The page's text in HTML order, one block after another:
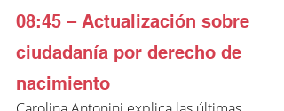
08:45 – Actualización sobre
ciudadanía por derecho de
nacimiento